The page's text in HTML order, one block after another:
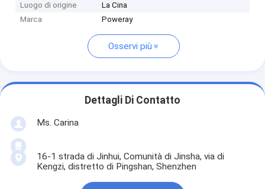
Luogo di origine
La Cina
Marca
Poweray
Osservi più
Dettagli Di Contatto
Ms. Carina
16-1 strada di Jinhui, Comunità di Jinsha, via di
Kengzi, distretto di Pingshan, Shenzhen